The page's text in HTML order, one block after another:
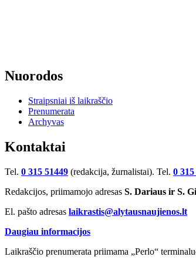
Nuorodos
Straipsniai iš laikraščio
Prenumerata
Archyvas
Kontaktai
Tel. 0 315 51449 (redakcija, žurnalistai). Tel. 0
Redakcijos, priimamojo adresas S. Dariaus ir S.
El. pašto adresas laikrastis@alytausnaujienos.lt
Daugiau informacijos
Laikraščio prenumerata priimama „Perlo“